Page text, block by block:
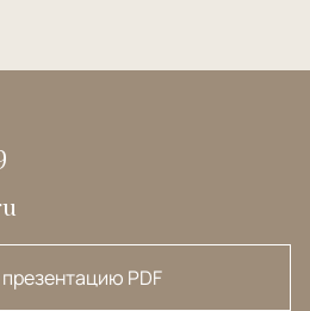
PDF